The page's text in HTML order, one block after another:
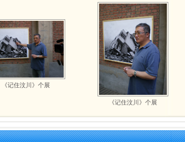
《记住汶川》个展
《记住汶川》个展